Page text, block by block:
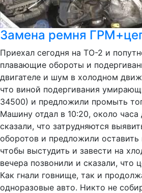
Замена ремня
Приехал сегодня на ТО-2 и
плавающие обороты и
двигателе и шум в холодном
что виной подергивания
34500) и предложили промыть
Машину отдал в 10:20, около часа
сказали, что затрудняются
оборотов и предложили
чтобы выстудить и завести на
вечера позвонили и сказали, что
Как гнали говнище, так и
одноразовые авто. Никто не